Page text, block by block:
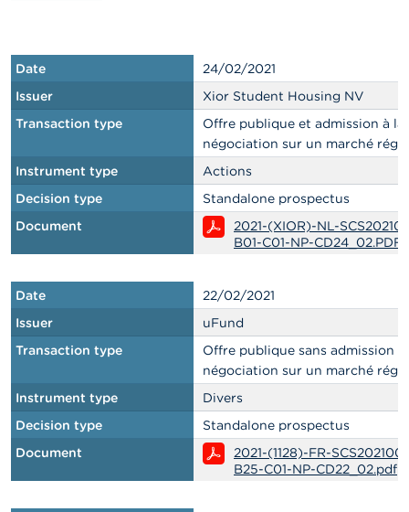
o
b
C
o
t
t
S
e
a
h
Date
24/02/2021
Issuer
Xior Student Housing NV
Transaction type
Offre publique et admission à la
négociation sur un marché
Instrument type
Actions
Decision type
Standalone prospectus
Document
2021-(XIOR)-NL-
B01-C01-NP-CD24_02.PDF
Date
22/02/2021
Issuer
uFund
Transaction type
Offre publique sans admission à
négociation sur un marché
Instrument type
Divers
Decision type
Standalone prospectus
Document
2021-(1128)-FR-
B25-C01-NP-CD22_02.pdf